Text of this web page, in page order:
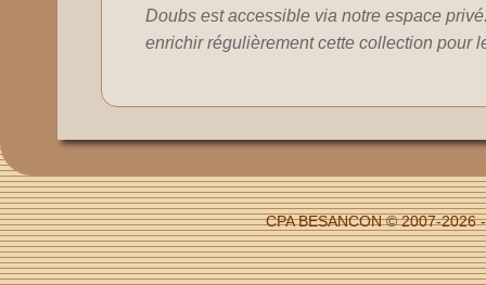
Doubs est accessible via notre espace
enrichir régulièrement cette collection pour
CPA BESANCON © 2007-